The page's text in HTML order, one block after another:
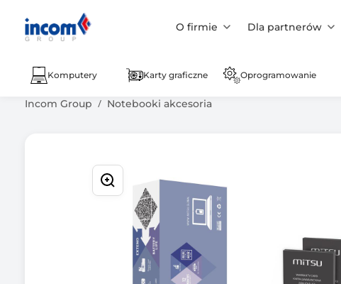
O firmie Dla partnerów
Komputery Karty graficzne Oprogramowanie
Incom Group Notebooki akcesoria